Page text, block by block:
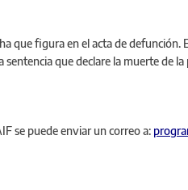
que figura en el acta de defunción.
que declare la muerte de
se puede enviar un correo a: